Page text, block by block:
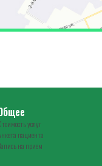
услуг
пациента
на прием